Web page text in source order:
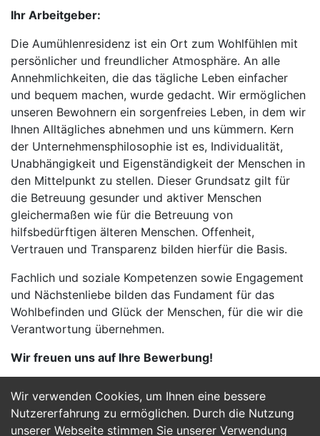
Wir verwenden Cookies, um Ihnen eine bessere
Nutzererfahrung zu ermöglichen. Durch die Nutzung
unserer Webseite stimmen Sie unserer Verwendung
Ihr Arbeitgeber:
Die Aumühlenresidenz ist ein Ort zum Wohlfühlen mit
persönlicher und freundlicher Atmosphäre. An alle
Annehmlichkeiten, die das tägliche Leben einfacher
und bequem machen, wurde gedacht. Wir ermöglichen
unseren Bewohnern ein sorgenfreies Leben, in dem wir
Ihnen Alltägliches abnehmen und uns kümmern. Kern
der Unternehmensphilosophie ist es, Individualität,
Unabhängigkeit und Eigenständigkeit der Menschen in
den Mittelpunkt zu stellen. Dieser Grundsatz gilt für
die Betreuung gesunder und aktiver Menschen
gleichermaßen wie für die Betreuung von
hilfsbedürftigen älteren Menschen. Offenheit,
Vertrauen und Transparenz bilden hierfür die Basis.
Fachlich und soziale Kompetenzen sowie Engagement
und Nächstenliebe bilden das Fundament für das
Wohlbefinden und Glück der Menschen, für die wir die
Verantwortung übernehmen.
Wir freuen uns auf Ihre Bewerbung!
Jetzt Bewerben